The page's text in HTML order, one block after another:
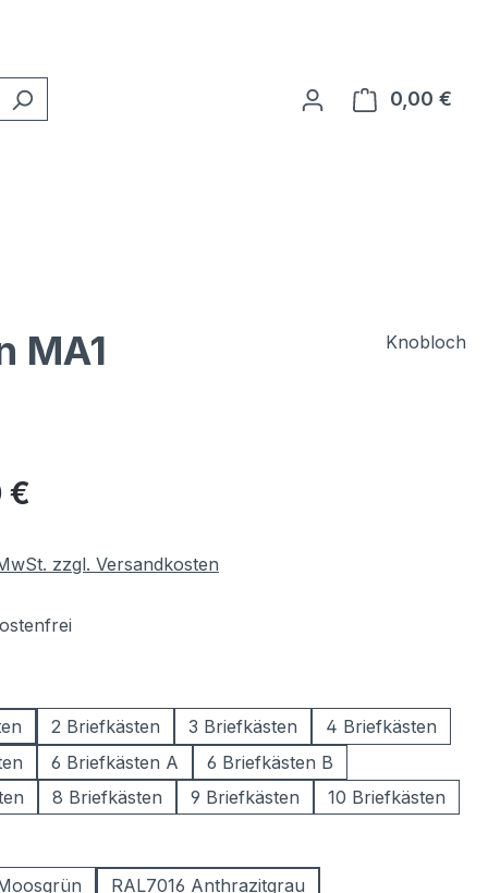
0,00 €
MA1 Knobloch
€
zzgl. Versandkosten
2 Briefkästen 3 Briefkästen
4 Briefkästen
6 Briefkästen A
6 Briefkästen B
8 Briefkästen 9 Briefkästen 10 Briefkästen
RAL7016 Anthrazitgrau